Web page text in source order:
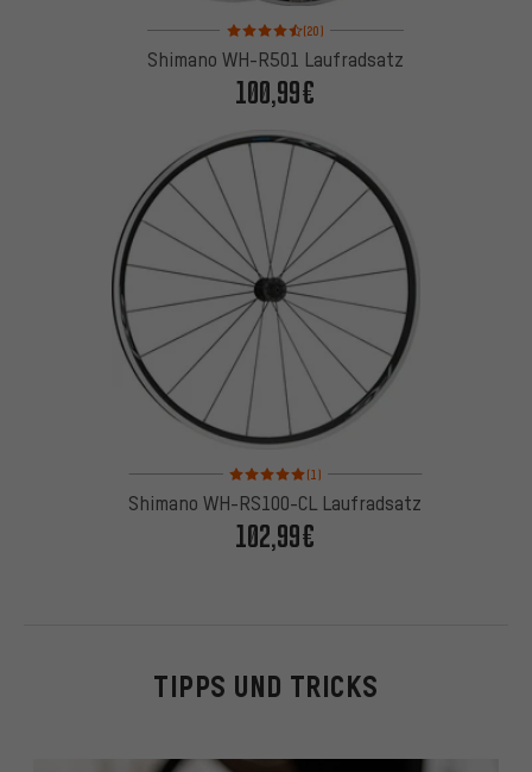
Bewertungen: 4,5 von 5 basierend auf 20
(20)
Shimano WH-R501 Laufradsatz
100,99€
Bewertungen: 5 von 5 basierend auf 1
(1)
Shimano WH-RS100-CL Laufradsatz
102,99€
TIPPS UND TRICKS